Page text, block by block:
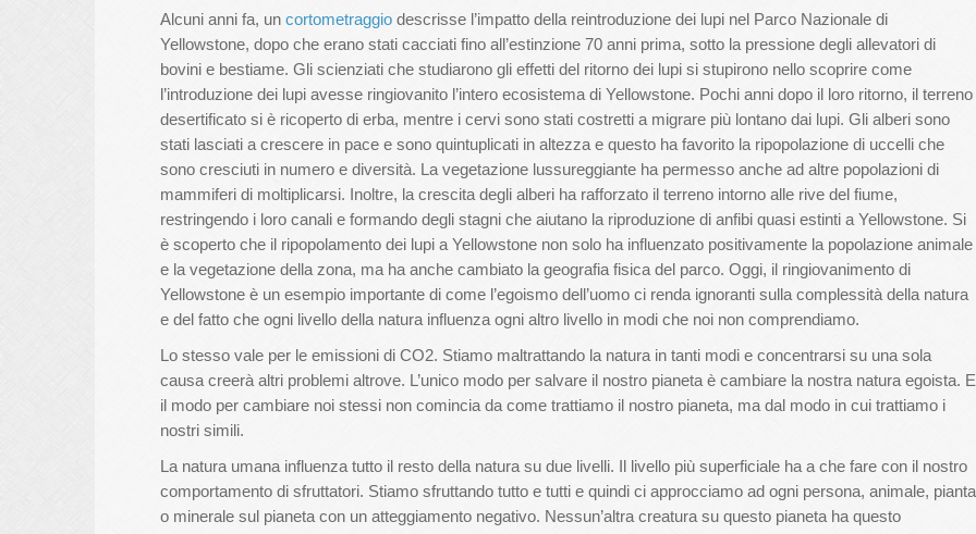
Alcuni anni fa, un cortometraggio descrisse l’impatto della reintroduzione dei lupi nel Parco Nazionale di
Yellowstone, dopo che erano stati cacciati fino all’estinzione 70 anni prima, sotto la pressione degli allevatori di
bovini e bestiame. Gli scienziati che studiarono gli effetti del ritorno dei lupi si stupirono nello scoprire come
l’introduzione dei lupi avesse ringiovanito l’intero ecosistema di Yellowstone. Pochi anni dopo il loro ritorno, il terreno
desertificato si è ricoperto di erba, mentre i cervi sono stati costretti a migrare più lontano dai lupi. Gli alberi sono
stati lasciati a crescere in pace e sono quintuplicati in altezza e questo ha favorito la ripopolazione di uccelli che
sono cresciuti in numero e diversità. La vegetazione lussureggiante ha permesso anche ad altre popolazioni di
mammiferi di moltiplicarsi. Inoltre, la crescita degli alberi ha rafforzato il terreno intorno alle rive del fiume,
restringendo i loro canali e formando degli stagni che aiutano la riproduzione di anfibi quasi estinti a Yellowstone. Si
è scoperto che il ripopolamento dei lupi a Yellowstone non solo ha influenzato positivamente la popolazione animale
e la vegetazione della zona, ma ha anche cambiato la geografia fisica del parco. Oggi, il ringiovanimento di
Yellowstone è un esempio importante di come l’egoismo dell’uomo ci renda ignoranti sulla complessità della natura
e del fatto che ogni livello della natura influenza ogni altro livello in modi che noi non comprendiamo.
Lo stesso vale per le emissioni di CO2. Stiamo maltrattando la natura in tanti modi e concentrarsi su una sola
causa creerà altri problemi altrove. L’unico modo per salvare il nostro pianeta è cambiare la nostra natura egoista. E
il modo per cambiare noi stessi non comincia da come trattiamo il nostro pianeta, ma dal modo in cui trattiamo i
nostri simili.
La natura umana influenza tutto il resto della natura su due livelli. Il livello più superficiale ha a che fare con il nostro
comportamento di sfruttatori. Stiamo sfruttando tutto e tutti e quindi ci approcciamo ad ogni persona, animale, pianta
o minerale sul pianeta con un atteggiamento negativo. Nessun’altra creatura su questo pianeta ha questo